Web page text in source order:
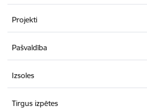
Projekti
Pašvaldība
Izsoles
Tirgus izpētes